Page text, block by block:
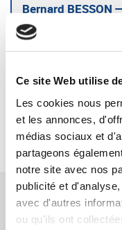
Ce site Web utilise
Les cookies nous
et les annonces,
médias sociaux et
partageons
notre site avec nos
publicité et
avec d'autres
ou qu'ils ont
Bernard BESSON
France
SYNERCOM
RÉFÉRENCES